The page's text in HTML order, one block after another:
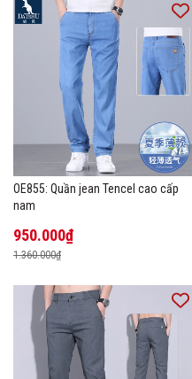
OE855: Quần jean Tencel cao cấp
nam
950.000₫
1.360.000₫